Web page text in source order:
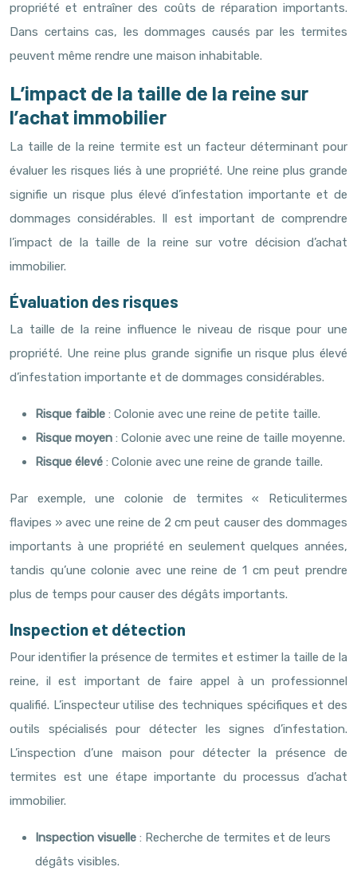
propriété et entraîner des coûts de réparation importants.
Dans certains cas, les dommages causés par les termites
peuvent même rendre une maison inhabitable.
L’impact de la taille de la reine sur
l’achat immobilier
La taille de la reine termite est un facteur déterminant pour
évaluer les risques liés à une propriété. Une reine plus grande
signifie un risque plus élevé d’infestation importante et de
dommages considérables. Il est important de comprendre
l’impact de la taille de la reine sur votre décision d’achat
immobilier.
Évaluation des risques
La taille de la reine influence le niveau de risque pour une
propriété. Une reine plus grande signifie un risque plus élevé
d’infestation importante et de dommages considérables.
Risque faible : Colonie avec une reine de petite taille.
Risque moyen : Colonie avec une reine de taille moyenne.
Risque élevé : Colonie avec une reine de grande taille.
Par exemple, une colonie de termites « Reticulitermes
flavipes » avec une reine de 2 cm peut causer des dommages
importants à une propriété en seulement quelques années,
tandis qu’une colonie avec une reine de 1 cm peut prendre
plus de temps pour causer des dégâts importants.
Inspection et détection
Pour identifier la présence de termites et estimer la taille de la
reine, il est important de faire appel à un professionnel
qualifié. L’inspecteur utilise des techniques spécifiques et des
outils spécialisés pour détecter les signes d’infestation.
L’inspection d’une maison pour détecter la présence de
termites est une étape importante du processus d’achat
immobilier.
Inspection visuelle : Recherche de termites et de leurs
dégâts visibles.